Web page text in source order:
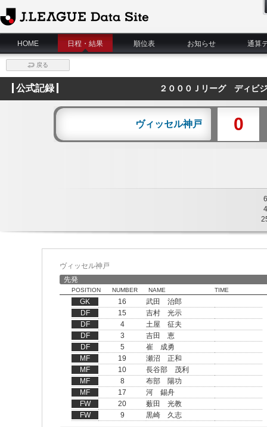
J.League Data Site
HOME
日程・結果 順位表 お知らせ 通算
戻る
公式記録 ２０００Ｊリーグ ディビ
ヴィッセル神戸 0
6
4
ヴィッセル神戸
先発
POSITION NUMBER NAME TIME
GK 16
武田 治郎
DF
15
吉村 光示
DF
4
土屋 征夫
DF
3
吉田 恵
DF
5
崔 成勇
MF
19
瀬沼 正和
MF
10
長谷部 茂利
MF
8
布部 陽功
MF
17
河 錫舟
FW
20
薮田 光教
FW
9
黒崎 久志